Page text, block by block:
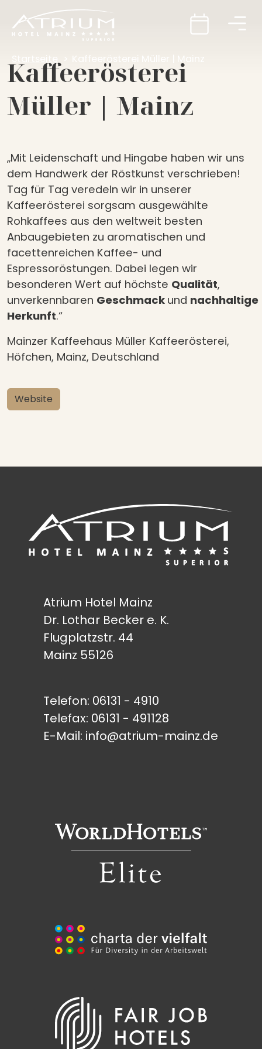
Startseite Kaffeerösterei Müller | Mainz
Kaffeerösterei
Müller | Mainz
„Mit Leidenschaft und Hingabe haben wir uns
dem Handwerk der Röstkunst verschrieben!
Tag für Tag veredeln wir in unserer
Kaffeerösterei sorgsam ausgewählte
Rohkaffees aus den weltweit besten
Anbaugebieten zu aromatischen und
facettenreichen Kaffee- und
Espressoröstungen. Dabei legen wir
besonderen Wert auf höchste Qualität,
unverkennbaren Geschmack und nachhaltige
Herkunft.“
Mainzer Kaffeehaus Müller Kaffeerösterei,
Höfchen, Mainz, Deutschland
Website
Atrium Hotel Mainz
Dr. Lothar Becker e. K.
Flugplatzstr. 44
Mainz 55126
Telefon: 06131 - 4910
Telefax: 06131 - 491128
E-Mail: info@atrium-mainz.de